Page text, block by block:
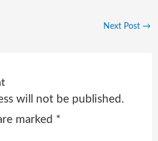
Next Post →
will not be published.
marked *